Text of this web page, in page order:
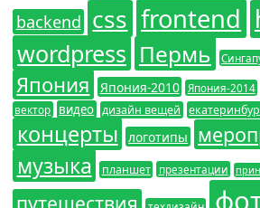
backend css frontend
wordpress Пермь
Япония Япония-2010 Япония-2014
вектор
видео дизайн вещей
концерты логотипы
музыка планшет презентации